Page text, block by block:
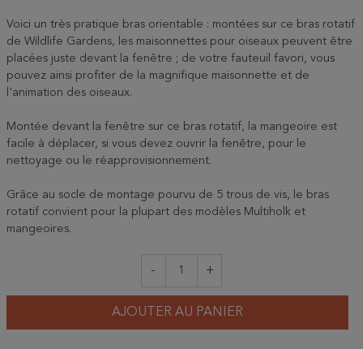
Voici un très pratique bras orientable : montées sur ce bras rotatif
de Wildlife Gardens, les maisonnettes pour oiseaux peuvent être
placées juste devant la fenêtre ; de votre fauteuil favori, vous
pouvez ainsi profiter de la magnifique maisonnette et de
l'animation des oiseaux.
Montée devant la fenêtre sur ce bras rotatif, la mangeoire est
facile à déplacer, si vous devez ouvrir la fenêtre, pour le
nettoyage ou le réapprovisionnement.
Grâce au socle de montage pourvu de 5 trous de vis, le bras
rotatif convient pour la plupart des modèles Multiholk et
mangeoires.
- +
AJOUTER AU PANIER